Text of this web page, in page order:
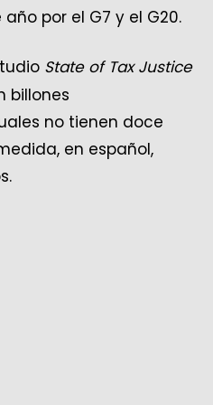
por el G7 y el G20.
State of Tax Justice
billones
no tienen doce
en español,